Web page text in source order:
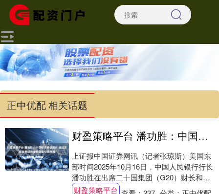
正中优配 相关话题
财盈策略平台 潘功胜：中国经济稳健增长 继续发挥世界经济增长的主引擎作用
上证报中国证券网讯（记者张琼斯）美国东
部时间2025年10月16日，中国人民银行行长
潘功胜在出席二十国集团（G20）财长和央
行行长会议时表示，全球经济下行风险仍....
财盈策略平台